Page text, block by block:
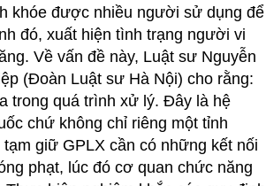
khóe được nhiều người sử dụng để
đó, xuất hiện tình trạng người vi
Về vấn đề này, Luật sư Nguyễn
(Đoàn Luật sư Hà Nội) cho rằng:
trong quá trình xử lý. Đây là hệ
chứ không chỉ riêng một tỉnh
giữ GPLX cần có những kết nối
phạt, lúc đó cơ quan chức năng